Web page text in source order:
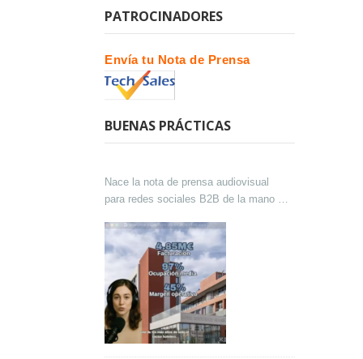
PATROCINADORES
Envía tu Nota de Prensa
BUENAS PRÁCTICAS
Nace la nota de prensa audiovisual
para redes sociales B2B de la mano de